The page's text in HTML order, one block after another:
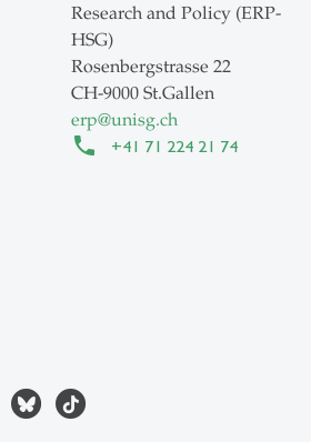
Research and Policy (ERP-
HSG)
Rosenbergstrasse 22
CH-9000 St.Gallen
erp@unisg.ch
+41 71 224 21 74